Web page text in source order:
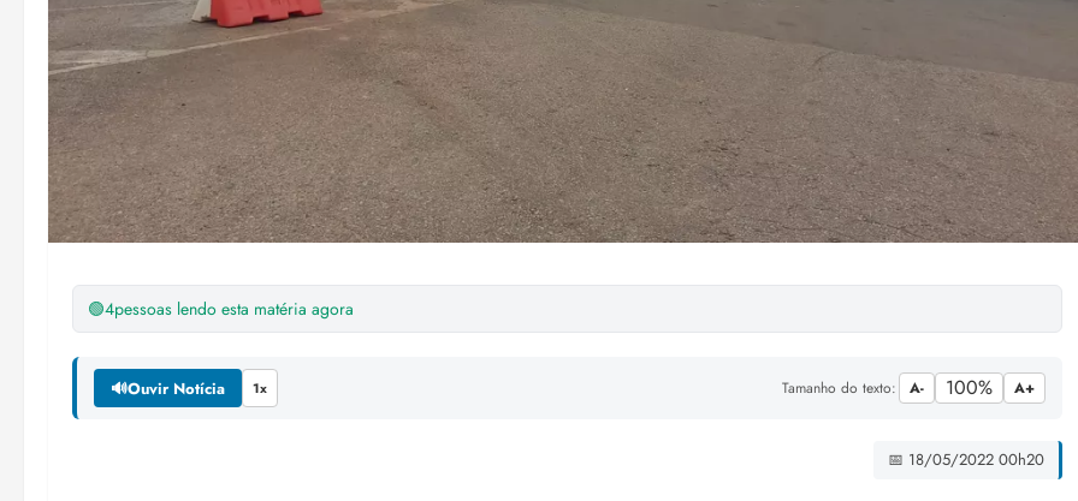
🟢4pessoas lendo esta matéria agora
🔊Ouvir Notícia 1x Tamanho do texto: A- 100% A+
📅 18/05/2022 00h20